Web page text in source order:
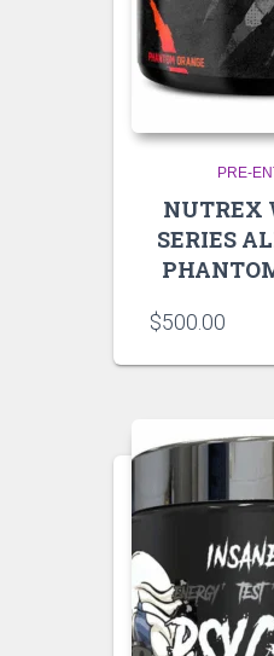
PRE-
NUTREX
SERIES
$500.00